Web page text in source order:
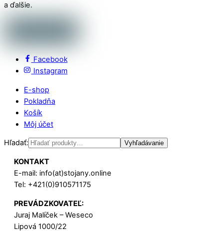
a ďalšie.
Facebook
Instagram
E-shop
Pokladňa
Košík
Môj účet
Hľadať: Vyhľadávanie
KONTAKT
E-mail: info(at)stojany.online
Tel: +421(0)910571175
PREVÁDZKOVATEĽ:
Juraj Malíček – Weseco
Lipová 1000/22